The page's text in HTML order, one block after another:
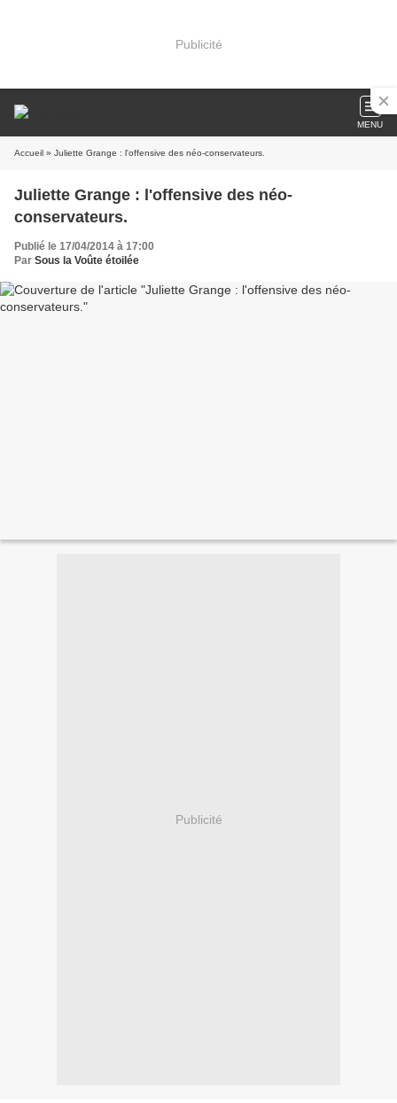
Publicité
MENU
Accueil » Juliette Grange : l'offensive des néo-conservateurs.
Juliette Grange : l'offensive des néo-
conservateurs.
Publié le 17/04/2014 à 17:00
Par Sous la Voûte étoilée
Publicité